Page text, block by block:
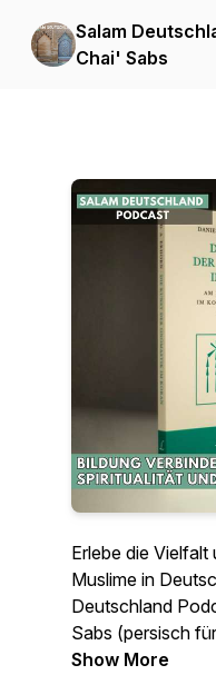
Salam
Chai' Sabs
Erlebe die Vielfalt
Muslime in
Deutschland
Sabs (persisch
seine Gäste auf
Show More